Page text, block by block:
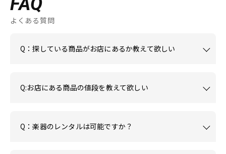
よくある質問
Q：探している商品がお店にあるか教えて欲しい
Q:お店にある商品の値段を教えて欲しい
Q：楽器のレンタルは可能ですか？